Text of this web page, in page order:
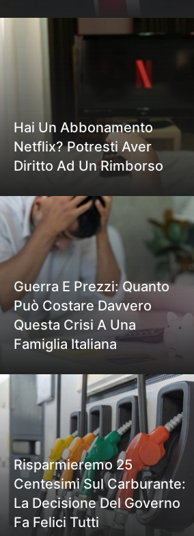
Hai Un Abbonamento
Netflix? Potresti Aver
Diritto Ad Un Rimborso
Guerra E Prezzi: Quanto
Può Costare Davvero
Questa Crisi A Una
Famiglia Italiana
Risparmieremo 25
Centesimi Sul Carburante:
La Decisione Del Governo
Fa Felici Tutti